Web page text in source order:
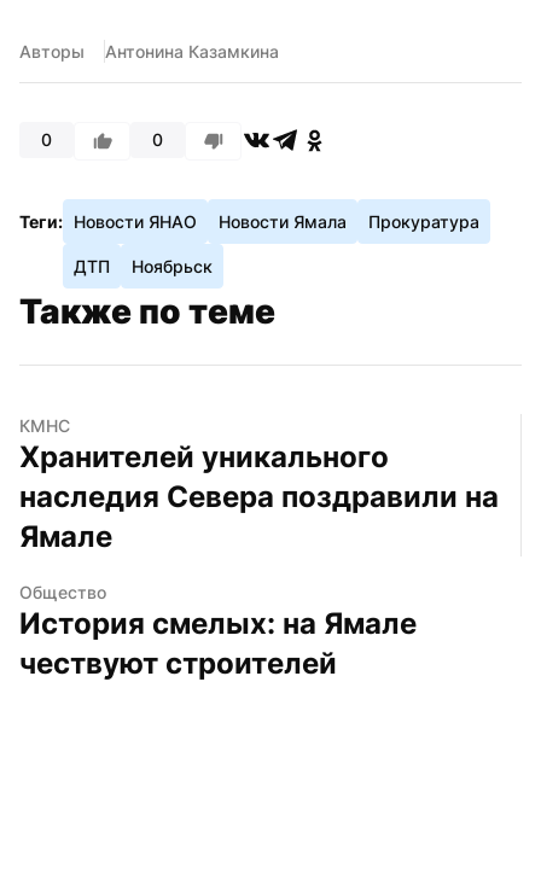
Авторы Антонина Казамкина
0 0
Теги: Новости ЯНАО Новости Ямала Прокуратура
ДТП Ноябрьск
Также по теме
КМНС
Хранителей уникального
наследия Севера поздравили на
Ямале
Общество
История смелых: на Ямале
чествуют строителей